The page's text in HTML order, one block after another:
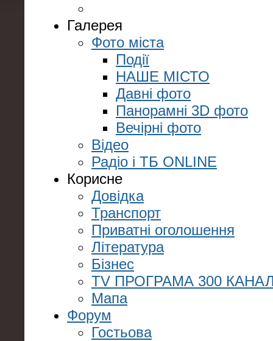
Галерея
Фото міста
Події
НАШЕ МІСТО
Давні фото
Панорамні 3D фото
Вечірні фото
Відео
Радіо і ТБ ONLINE
Корисне
Довідка
Транспорт
Приватні оголошення
Література
Бізнес
TV ПРОГРАМА 300
Мапа
Форум
Гостьова